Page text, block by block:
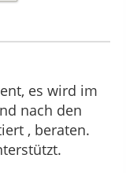
es wird im
nach den
, beraten.